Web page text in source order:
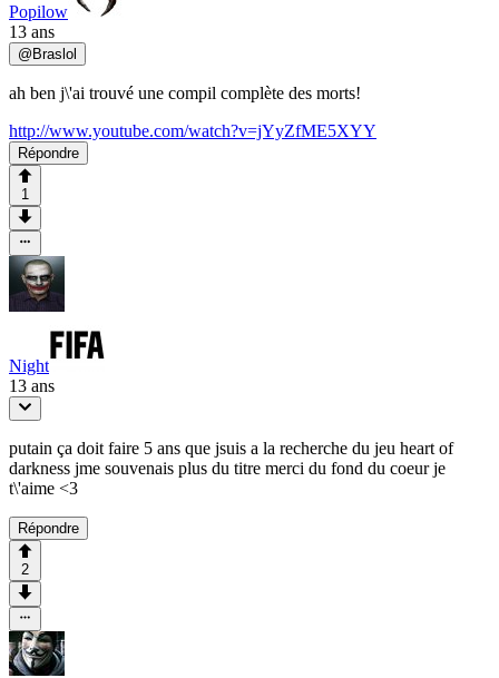
Popilow
13 ans
@Braslol
ah ben j\'ai trouvé une compil complète des morts!
http://www.youtube.com/watch?v=jYyZfME5XYY
Répondre
1
Night
13 ans
putain ça doit faire 5 ans que jsuis a la recherche du jeu heart of
darkness jme souvenais plus du titre merci du fond du coeur je
t\'aime <3
Répondre
2